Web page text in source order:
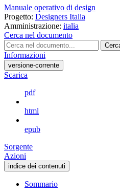
Manuale operativo di design
Progetto: Designers Italia
Amministrazione: italia
Cerca nel documento
Informazioni
versione-corrente
Scarica
pdf
html
epub
Sorgente
Azioni
indice dei contenuti
Sommario